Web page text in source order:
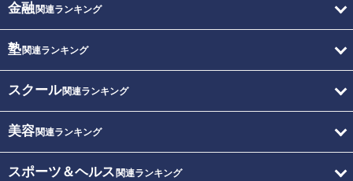
金融関連ランキング
塾関連ランキング
スクール関連ランキング
美容関連ランキング
スポーツ＆ヘルス 関連ランキング